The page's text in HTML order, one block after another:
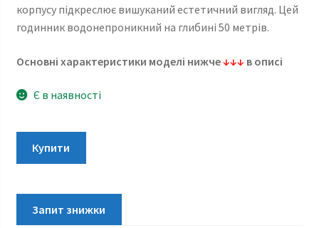
корпусу підкреслює вишуканий естетичний вигляд. Цей
годинник водонепроникний на глибині 50 метрів.
Основні характеристики моделі нижче↓↓↓ в описі
Є в наявності
Contemporary
RA-
AA0C02L19B
Купити